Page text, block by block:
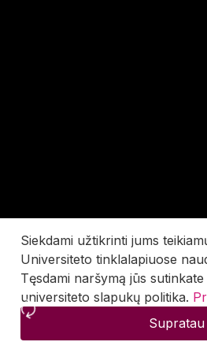
Siekdami užtikrinti jums
Universiteto tinklalapiuose
Tęsdami naršymą jūs
universiteto slapukų politika.
Supratau